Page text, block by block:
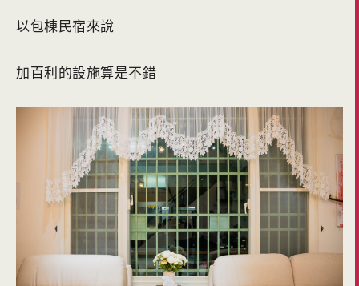
以包棟民宿來說
加百利的設施算是不錯